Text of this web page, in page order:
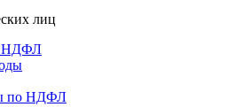
лиц
НДФЛ
по НДФЛ